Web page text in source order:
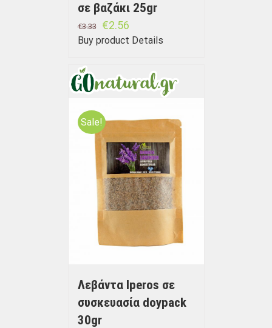
σε βαζάκι 25gr
€3.33 €2.56
Buy product Details
Sale!
Λεβάντα Iperos σε
συσκευασία doypack
30gr